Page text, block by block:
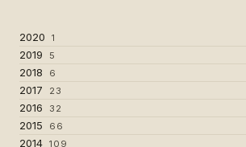
2020 1
2019 5
2018 6
2017 23
2016 32
2015 66
2014 109